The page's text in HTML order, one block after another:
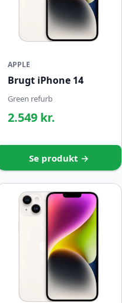
APPLE
Brugt iPhone 14
Green refurb
2.549 kr.
Se produkt →